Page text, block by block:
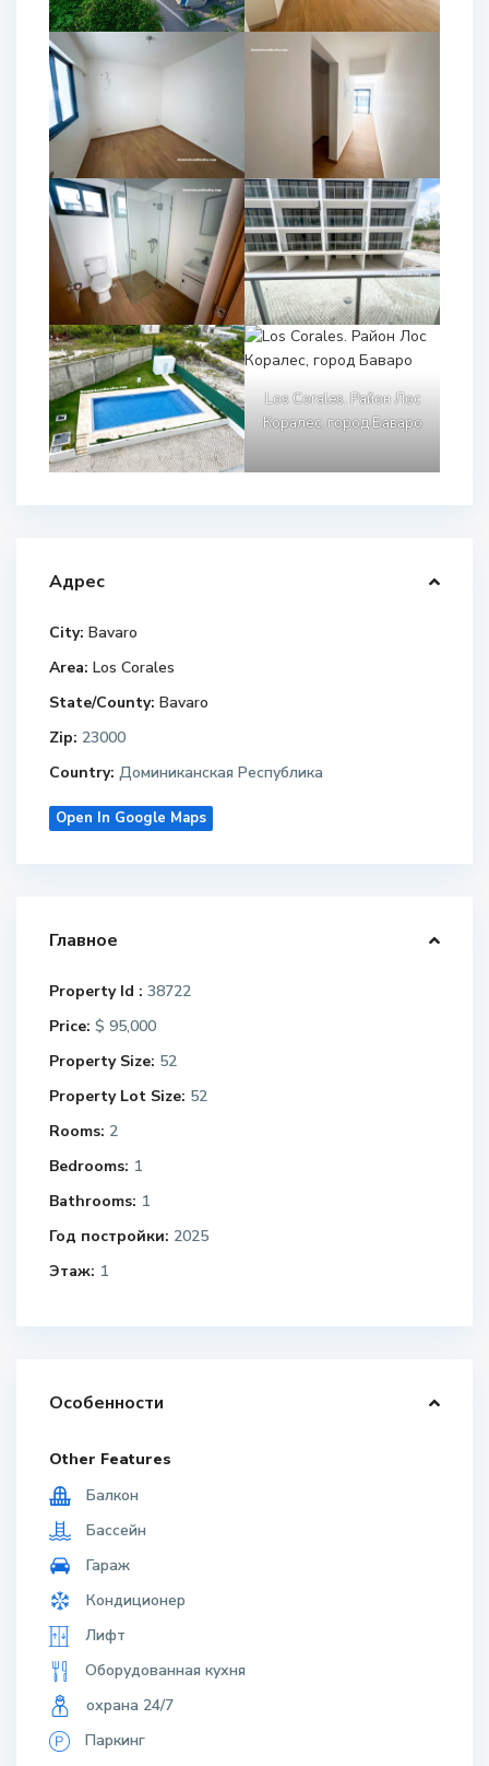
Los Corales. Район Лос
Коралес, город Баваро
Адрес
City: Bavaro
Area: Los Corales
State/County: Bavaro
Zip: 23000
Country: Доминиканская Республика
Open In Google Maps
Главное
Property Id : 38722
Price: $ 95,000
Property Size: 52
Property Lot Size: 52
Rooms: 2
Bedrooms: 1
Bathrooms: 1
Год постройки: 2025
Этаж: 1
Особенности
Other Features
Балкон
Бассейн
Гараж
Кондиционер
Лифт
Оборудованная кухня
охрана 24/7
Паркинг